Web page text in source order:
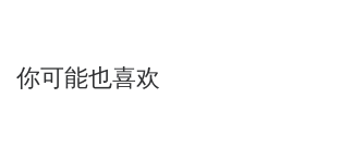
你可能也喜欢